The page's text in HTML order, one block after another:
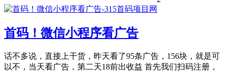
首码！微信小程序看广告
话不多说，直接上干货，昨天看了95条广告，156块，就是可
以不，当天看广告，第二天18前出收益 首先我们扫码注册，